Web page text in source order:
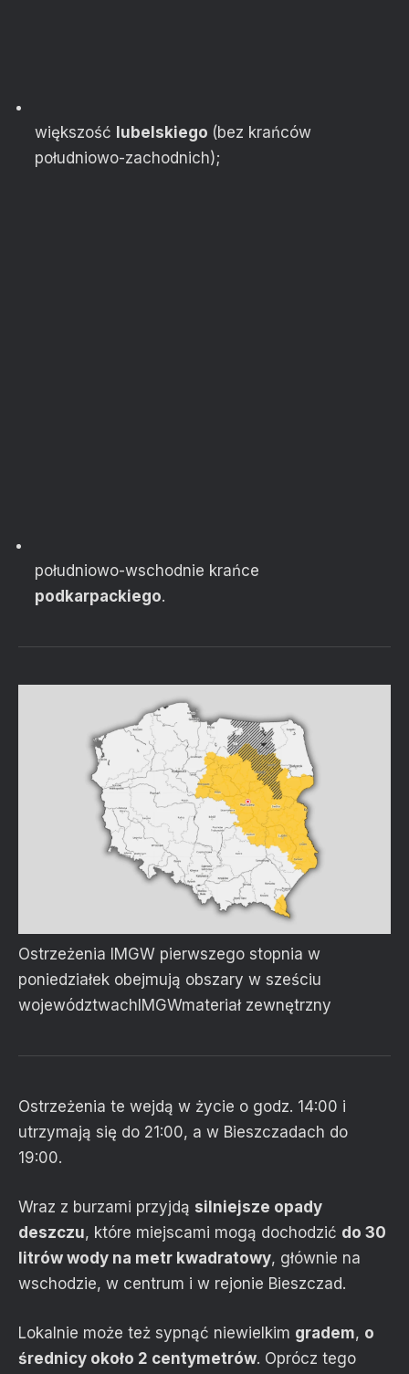
większość lubelskiego (bez krańców
południowo-zachodnich);
południowo-wschodnie krańce
podkarpackiego.
Ostrzeżenia IMGW pierwszego stopnia w
poniedziałek obejmują obszary w sześciu
województwachIMGWmateriał zewnętrzny
Ostrzeżenia te wejdą w życie o godz. 14:00 i
utrzymają się do 21:00, a w Bieszczadach do
19:00.
Wraz z burzami przyjdą silniejsze opady
deszczu, które miejscami mogą dochodzić do 30
litrów wody na metr kwadratowy, głównie na
wschodzie, w centrum i w rejonie Bieszczad.
Lokalnie może też sypnąć niewielkim gradem, o
średnicy około 2 centymetrów. Oprócz tego